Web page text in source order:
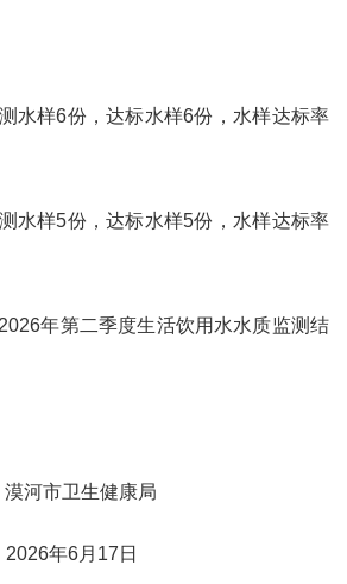
水样6份，达标水样6份，水样达标率
水样5份，达标水样5份，水样达标率
2026年第二季度生活饮用水水质监测结
漠河市卫生健康局
2026年6月 17 日